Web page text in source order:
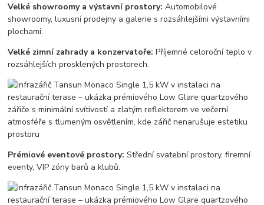
Velké showroomy a výstavní prostory: Automobilové
showroomy, luxusní prodejny a galerie s rozsáhlejšími výstavními
plochami.
Velké zimní zahrady a konzervatoře: Příjemné celoroční teplo v
rozsáhlejších prosklených prostorech.
Prémiové eventové prostory: Střední svatební prostory, firemní
eventy, VIP zóny barů a klubů.